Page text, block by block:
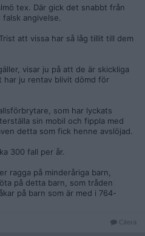
tex. Där gick det snabbt från
angivelse.
att vissa har så låg tillit till dem
visar ju på att de är skickliga
har ju rentav blivit dömd för
som har lyckats
sin mobil och fippla med
detta som fick henne avslöjad.
300 fall per år.
ragga på minderåriga barn,
på detta barn, som tråden
på barn som är med i 764-
Citera